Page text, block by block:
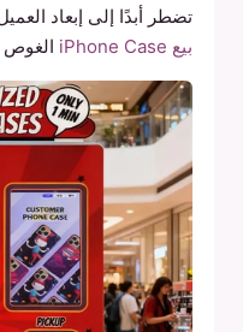
تضطر أبدًا إلى إبعاد
بيع iPhone Case
الغوص